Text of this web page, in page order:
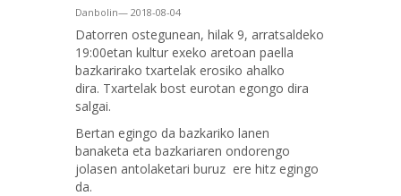
Danbolin— 2018-08-04
Datorren ostegunean, hilak 9, arratsaldeko
19:00etan kultur exeko aretoan paella
bazkarirako txartelak erosiko ahalko
dira. Txartelak bost eurotan egongo dira
salgai.
Bertan egingo da bazkariko lanen
banaketa eta bazkariaren ondorengo
jolasen antolaketari buruz ere hitz egingo
da.